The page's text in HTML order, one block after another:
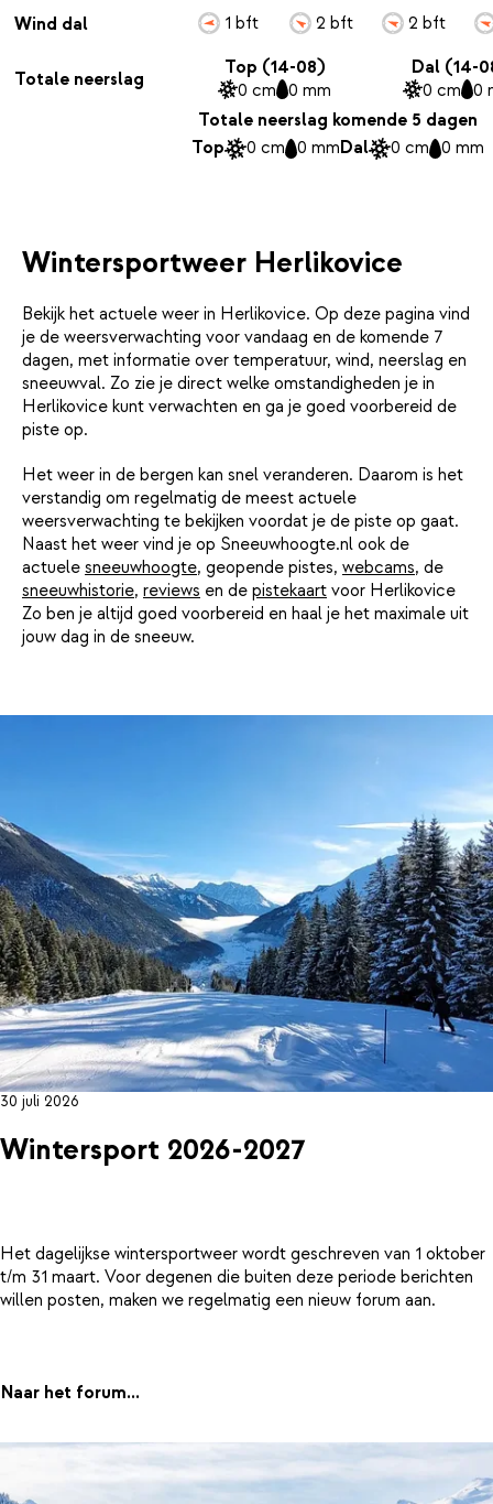
Wind dal
Totale neerslag
1 bft 2 bft 2 bft
Top (14-08)
0 cm 0 mm
Dal (14-
0 cm 0
Totale neerslag komende 5 dagen
Top
0 cm 0 mmDal 0 cm 0 mm
Wintersportweer Herlikovice
Bekijk het actuele weer in Herlikovice. Op deze pagina vind
je de weersverwachting voor vandaag en de komende 7
dagen, met informatie over temperatuur, wind, neerslag en
sneeuwval. Zo zie je direct welke omstandigheden je in
Herlikovice kunt verwachten en ga je goed voorbereid de
piste op.
Het weer in de bergen kan snel veranderen. Daarom is het
verstandig om regelmatig de meest actuele
weersverwachting te bekijken voordat je de piste op gaat.
Naast het weer vind je op Sneeuwhoogte.nl ook de
actuele sneeuwhoogte, geopende pistes, webcams, de
sneeuwhistorie, reviews en de pistekaart voor Herlikovice
Zo ben je altijd goed voorbereid en haal je het maximale uit
jouw dag in de sneeuw.
30 juli 2026
Wintersport 2026-2027
Het dagelijkse wintersportweer wordt geschreven van 1 oktober
t/m 31 maart. Voor degenen die buiten deze periode berichten
willen posten, maken we regelmatig een nieuw forum aan.
Naar het forum...